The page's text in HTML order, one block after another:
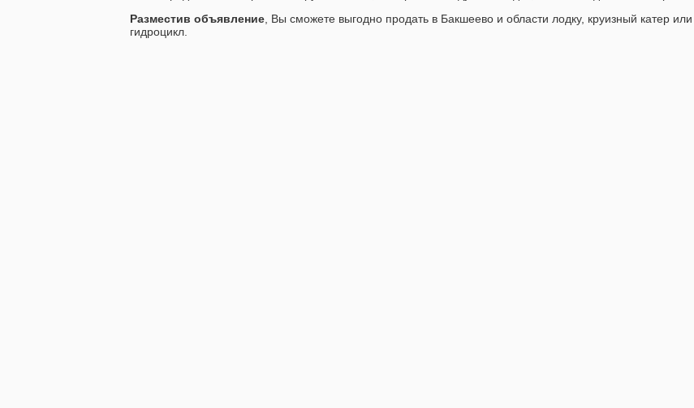
Разместив объявление, Вы сможете выгодно продать в Бакшеево и области лодку, круизный катер или
гидроцикл.